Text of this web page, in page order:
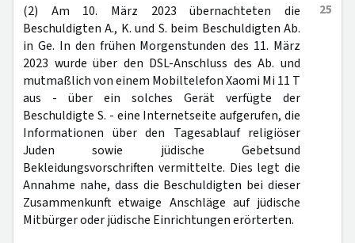
25
(2) Am 10. März 2023 übernachteten die
Beschuldigten A., K. und S. beim Beschuldigten Ab.
in Ge. In den frühen Morgenstunden des 11. März
2023 wurde über den DSL-Anschluss des Ab. und
mutmaßlich von einem Mobiltelefon Xaomi Mi 11 T
aus - über ein solches Gerät verfügte der
Beschuldigte S. - eine Internetseite aufgerufen, die
Informationen über den Tagesablauf religiöser
Juden sowie jüdische Gebetsund
Bekleidungsvorschriften vermittelte. Dies legt die
Annahme nahe, dass die Beschuldigten bei dieser
Zusammenkunft etwaige Anschläge auf jüdische
Mitbürger oder jüdische Einrichtungen erörterten.